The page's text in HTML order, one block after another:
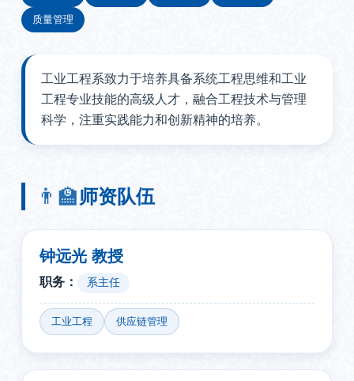
质量管理
工业工程系致力于培养具备系统工程思维和工业
工程专业技能的高级人才，融合工程技术与管理
科学，注重实践能力和创新精神的培养。
👨‍🏫师资队伍
钟远光 教授
职务： 系主任
工业工程 供应链管理